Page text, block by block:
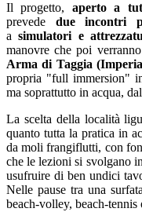
Il progetto,
aperto a
prevede
due incontri
a simulatori e
manovre che poi
Arma di Taggia
propria "full immersion"
ma soprattutto in acqua,
La scelta della località
quanto tutta la pratica in
da moli frangiflutti, con
che le lezioni si svolgano
usufruire di ben undici
Nelle pause tra una
beach-volley, beach-tennis